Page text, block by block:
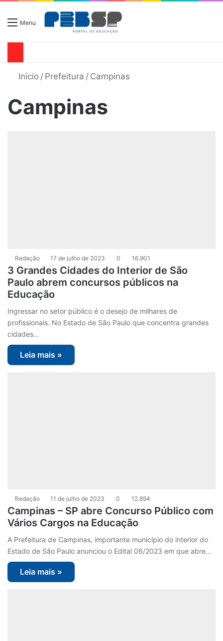
Menu
Início / Prefeitura / Campinas
Campinas
Redação 17 de julho de 2023 0 16.901
3 Grandes Cidades do Interior de São
Paulo abrem concursos públicos na
Educação
Ingressar no setor público é o desejo de milhares de
profissionais. No Estado de São Paulo que concentra grandes
cidades…
Leia mais »
Redação 11 de julho de 2023 0 12.894
Campinas – SP abre Concurso Público com
Vários Cargos na Educação
A Prefeitura de Campinas, importante município do interior do
Estado de São Paulo anunciou o Edital 06/2023 em que abre…
Leia mais »